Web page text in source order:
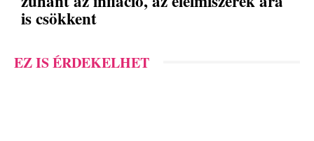
is csökkent
EZ IS ÉRDEKELHET